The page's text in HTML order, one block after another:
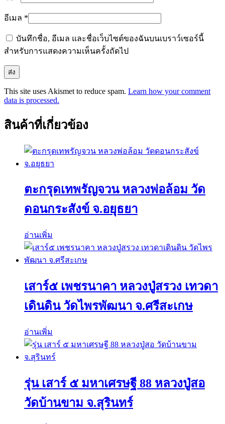
อีเมล *
บันทึกชื่อ, อีเมล และชื่อเว็บไซต์ของฉันบนเบราว์เซอร์นี้
สำหรับการแสดงความเห็นครั้งถัดไป
This site uses Akismet to reduce spam. Learn how your comment
data is processed.
สินค้าที่เกี่ยวข้อง
ตะกรุดเทพรัญจวน หลวงพ่อล้อม วัด
ดอนกระสังข์ จ.อยุธยา
อ่านเพิ่ม
เสาร์๕ เพชรนาคา หลวงปู่สรวง เทวดา
เดินดิน วัดไพรพัฒนา จ.ศรีสะเกษ
อ่านเพิ่ม
รุ่น เสาร์ ๕ มหาเศรษฐี 88 หลวงปู่สอ
วัดบ้านขาม จ.สุรินทร์